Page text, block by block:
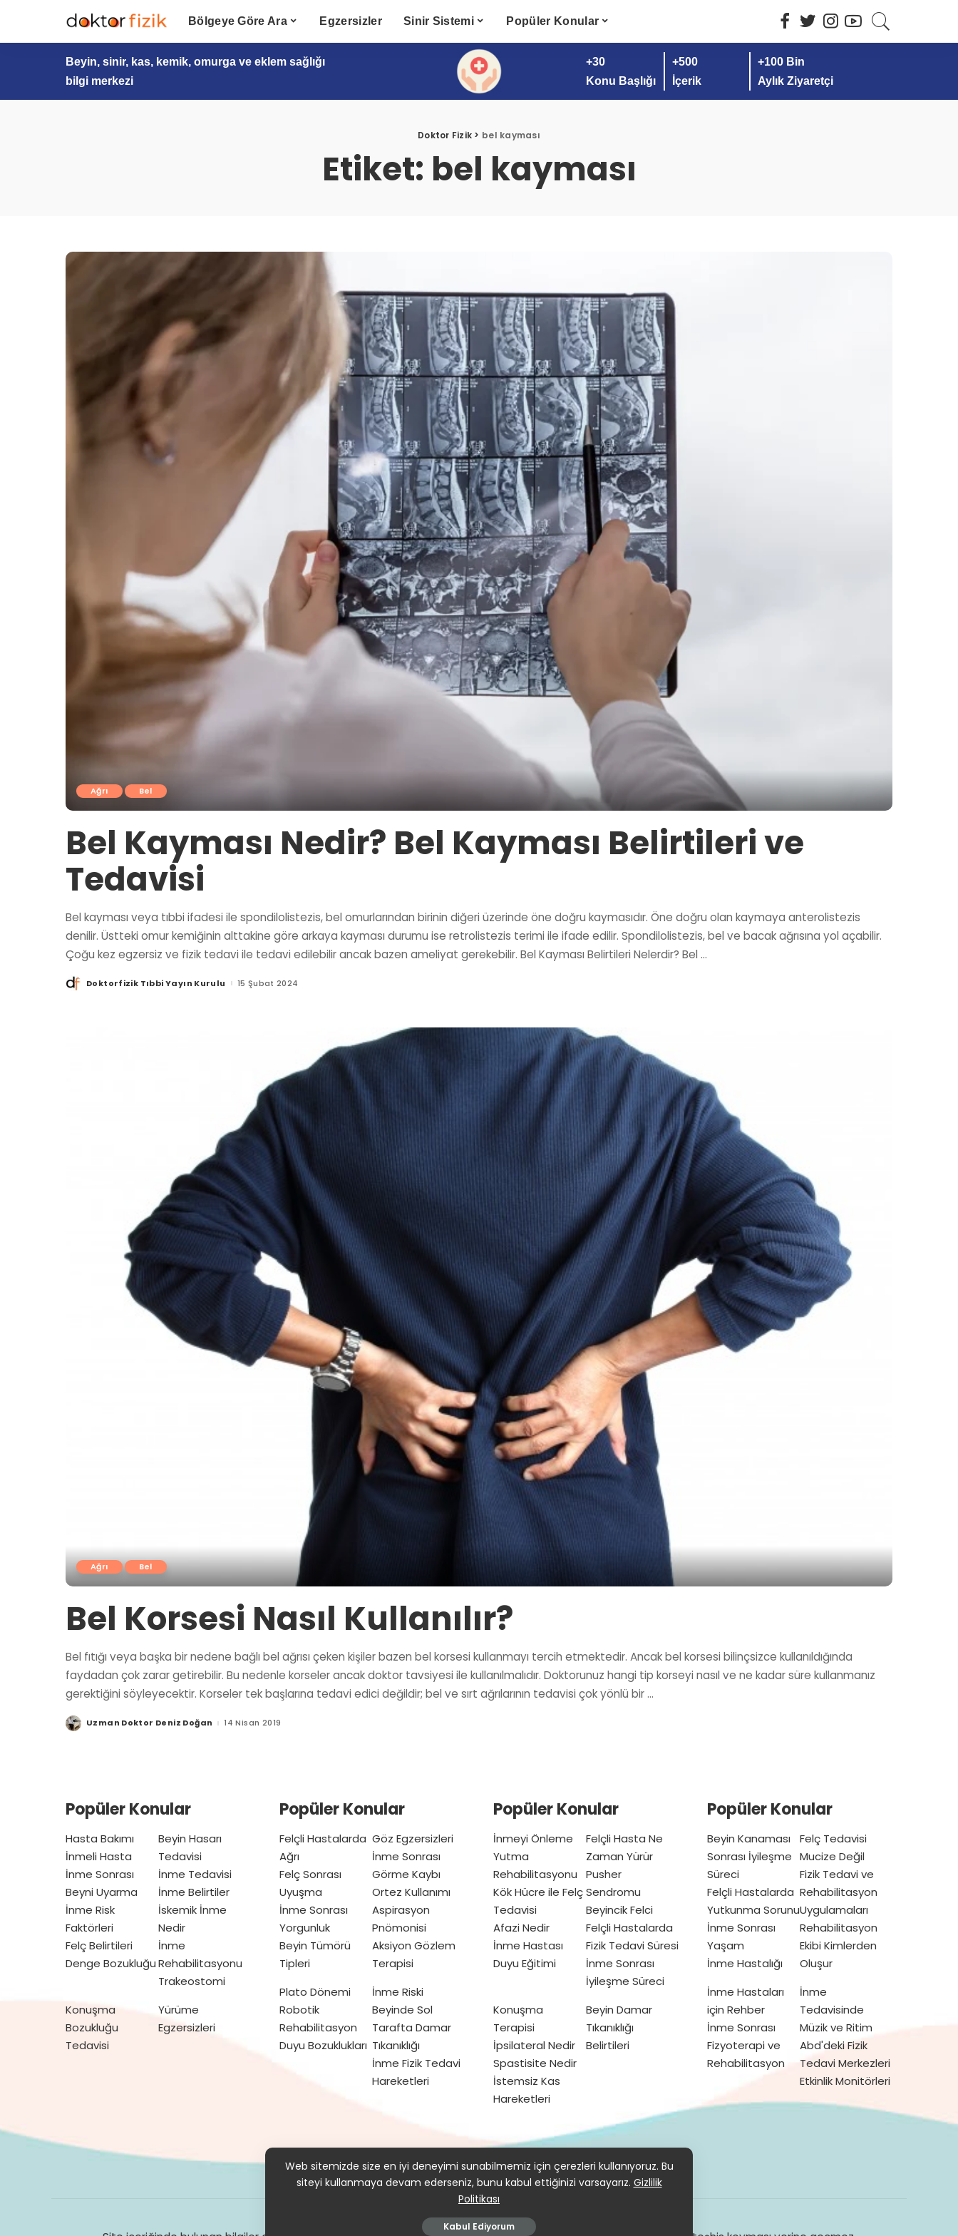
Bölgeye Göre Ara Egzersizler Sinir Sistemi Popüler Konular
Beyin, sinir, kas, kemik, omurga ve eklem sağlığı
bilgi merkezi
+30
Konu Başlığı
+500
İçerik
+100 Bin
Aylık Ziyaretçi
Doktor Fizik > bel kayması
Etiket: bel kayması
Ağrı Bel
Bel Kayması Nedir? Bel Kayması Belirtileri ve
Tedavisi
Bel kayması veya tıbbi ifadesi ile spondilolistezis, bel omurlarından birinin diğeri üzerinde öne doğru kaymasıdır. Öne doğru olan kaymaya anterolistezis
denilir. Üstteki omur kemiğinin alttakine göre arkaya kayması durumu ise retrolistezis terimi ile ifade edilir. Spondilolistezis, bel ve bacak ağrısına yol açabilir.
Çoğu kez egzersiz ve fizik tedavi ile tedavi edilebilir ancak bazen ameliyat gerekebilir. Bel Kayması Belirtileri Nelerdir? Bel ...
Posted
by
Doktorfizik Tıbbi Yayın Kurulu 15 Şubat 2024
Ağrı Bel
Bel Korsesi Nasıl Kullanılır?
Bel fıtığı veya başka bir nedene bağlı bel ağrısı çeken kişiler bazen bel korsesi kullanmayı tercih etmektedir. Ancak bel korsesi bilinçsizce kullanıldığında
faydadan çok zarar getirebilir. Bu nedenle korseler ancak doktor tavsiyesi ile kullanılmalıdır. Doktorunuz hangi tip korseyi nasıl ve ne kadar süre kullanmanız
gerektiğini söyleyecektir. Korseler tek başlarına tedavi edici değildir; bel ve sırt ağrılarının tedavisi çok yönlü bir ...
Posted
by
Uzman Doktor Deniz Doğan 14 Nisan 2019
Popüler Konular
Hasta Bakımı
İnmeli Hasta
İnme Sonrası
Beyni Uyarma
İnme Risk
Faktörleri
Felç Belirtileri
Denge Bozukluğu
Beyin Hasarı
Tedavisi
İnme Tedavisi
İnme Belirtiler
İskemik İnme
Nedir
İnme
Rehabilitasyonu
Trakeostomi
Konuşma
Bozukluğu
Tedavisi
Yürüme
Egzersizleri
Popüler Konular
Felçli Hastalarda
Ağrı
Felç Sonrası
Uyuşma
İnme Sonrası
Yorgunluk
Beyin Tümörü
Tipleri
Göz Egzersizleri
İnme Sonrası
Görme Kaybı
Ortez Kullanımı
Aspirasyon
Pnömonisi
Aksiyon Gözlem
Terapisi
Plato Dönemi
Robotik
Rehabilitasyon
Duyu Bozuklukları
İnme Riski
Beyinde Sol
Tarafta Damar
Tıkanıklığı
İnme Fizik Tedavi
Hareketleri
Popüler Konular
İnmeyi Önleme
Yutma
Rehabilitasyonu
Kök Hücre ile Felç
Tedavisi
Afazi Nedir
İnme Hastası
Duyu Eğitimi
Felçli Hasta Ne
Zaman Yürür
Pusher
Sendromu
Beyincik Felci
Felçli Hastalarda
Fizik Tedavi Süresi
İnme Sonrası
İyileşme Süreci
Konuşma
Terapisi
İpsilateral Nedir
Spastisite Nedir
İstemsiz Kas
Hareketleri
Beyin Damar
Tıkanıklığı
Belirtileri
Popüler Konular
Beyin Kanaması
Sonrası İyileşme
Süreci
Felçli Hastalarda
Yutkunma Sorunu
İnme Sonrası
Yaşam
İnme Hastalığı
Felç Tedavisi
Mucize Değil
Fizik Tedavi ve
Rehabilitasyon
Uygulamaları
Rehabilitasyon
Ekibi Kimlerden
Oluşur
İnme Hastaları
için Rehber
İnme Sonrası
Fizyoterapi ve
Rehabilitasyon
İnme
Tedavisinde
Müzik ve Ritim
Abd'deki Fizik
Tedavi Merkezleri
Etkinlik Monitörleri
Hakkımızda Gizlilik Politikası ve Kullanım Koşulları KVKK
© 2016–2021 doktorfizik
Web sitemizde size en iyi deneyimi sunabilmemiz için çerezleri kullanıyoruz. Bu
siteyi kullanmaya devam ederseniz, bunu kabul ettiğinizi varsayarız. Gizlilik
Politikası
Kabul Ediyorum